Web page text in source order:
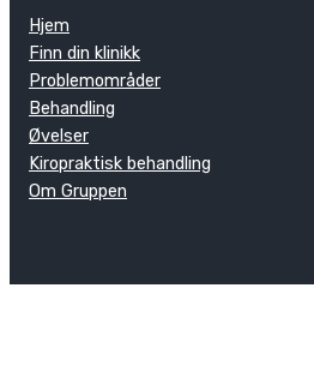
Hjem
Finn din klinikk
Problemområder
Behandling
Øvelser
Kiropraktisk behandling
Om Gruppen